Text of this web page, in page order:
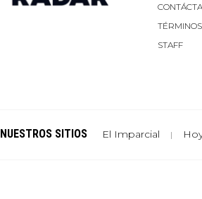
STAFF
NUESTROS SITIOS El Imparcial |